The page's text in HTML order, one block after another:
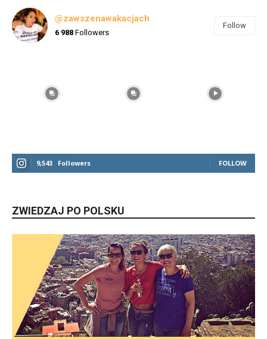
@zawszenawakacjach
6 988 Followers
Follow
9,543 Followers FOLLOW
ZWIEDZAJ PO POLSKU